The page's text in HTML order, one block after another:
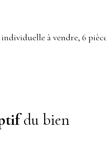
à vendre, 6
du bien